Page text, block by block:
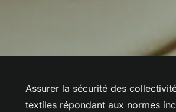
Assurer la sécurité des
textiles répondant aux normes